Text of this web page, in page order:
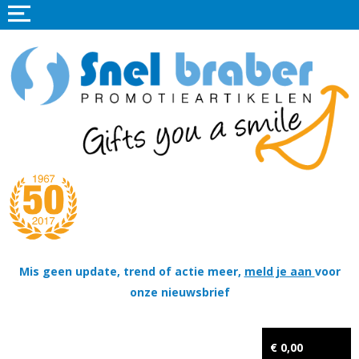
Mis geen update, trend of actie meer, meld je aan voor
onze nieuwsbrief
€ 0,00
Home
Promotieartikelen
Tassen
Thema's